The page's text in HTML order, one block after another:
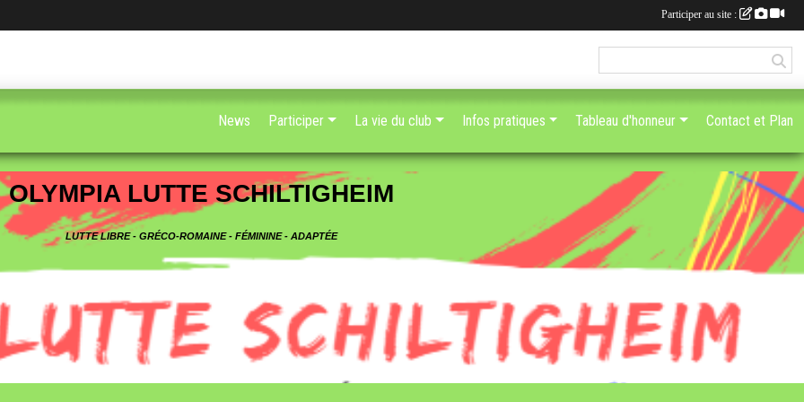
OLYMPIA LUTTE SCHILTIGHEIM
LUTTE LIBRE - GRÉCO-ROMAINE - FÉMININE - ADAPTÉE
News Participer La vie du club Infos pratiques Tableau d'honneur Contact et Plan
Participer au site :